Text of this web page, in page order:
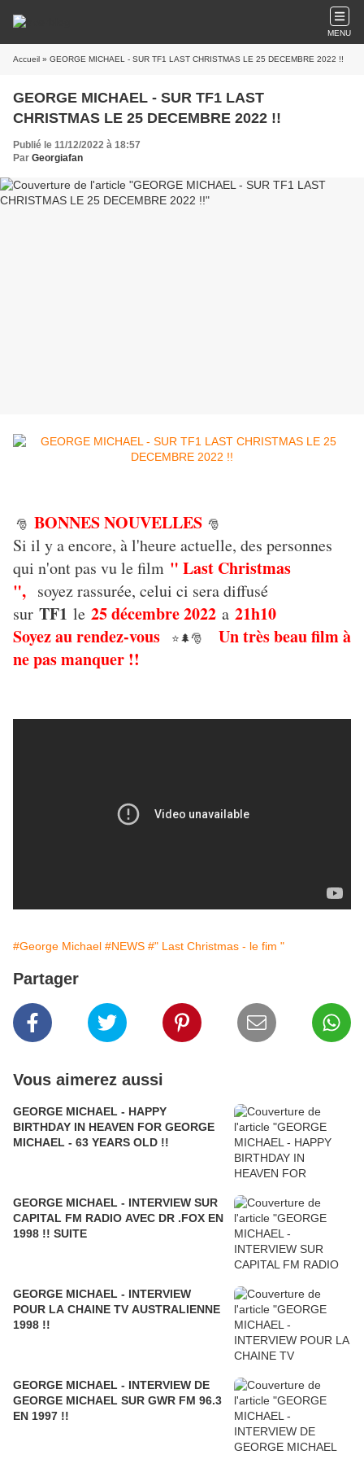
MENU
Accueil » GEORGE MICHAEL - SUR TF1 LAST CHRISTMAS LE 25 DECEMBRE 2022 !!
GEORGE MICHAEL - SUR TF1 LAST
CHRISTMAS LE 25 DECEMBRE 2022 !!
Publié le 11/12/2022 à 18:57
Par Georgiafan
🎅 BONNES NOUVELLES 🎅
Si il y a encore, à l'heure actuelle, des personnes
qui n'ont pas vu le film " Last Christmas
", soyez rassurée, celui ci sera diffusé
sur TF1 le 25 décembre 2022 a 21h10
Soyez au rendez-vous
⭐🌲🎅 Un très beau film à
ne pas manquer !!
#George Michael #NEWS #" Last Christmas - le fim "
Partager
Vous aimerez aussi
GEORGE MICHAEL - HAPPY
BIRTHDAY IN HEAVEN FOR GEORGE
MICHAEL - 63 YEARS OLD !!
GEORGE MICHAEL - INTERVIEW SUR
CAPITAL FM RADIO AVEC DR .FOX EN
1998 !! SUITE
GEORGE MICHAEL - INTERVIEW
POUR LA CHAINE TV AUSTRALIENNE
1998 !!
GEORGE MICHAEL - INTERVIEW DE
GEORGE MICHAEL SUR GWR FM 96.3
EN 1997 !!